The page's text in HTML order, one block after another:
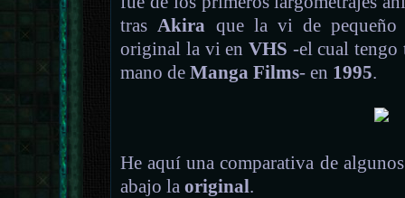
tras Akira que la vi de
original la vi en VHS -el cual
mano deManga Films- en 1995.
He aquí una comparativa de
abajo laoriginal.